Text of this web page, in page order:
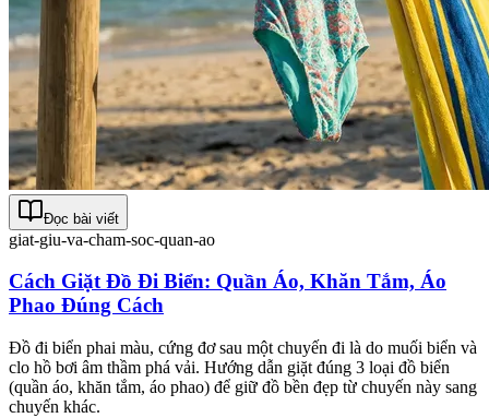
Đọc bài viết
giat-giu-va-cham-soc-quan-ao
Cách Giặt Đồ Đi Biển: Quần Áo, Khăn Tắm, Áo
Phao Đúng Cách
Đồ đi biển phai màu, cứng đơ sau một chuyến đi là do muối biển và
clo hồ bơi âm thầm phá vải. Hướng dẫn giặt đúng 3 loại đồ biển
(quần áo, khăn tắm, áo phao) để giữ đồ bền đẹp từ chuyến này sang
chuyến khác.